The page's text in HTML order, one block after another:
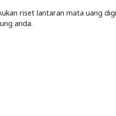
riset lantaran mata uang
anda.